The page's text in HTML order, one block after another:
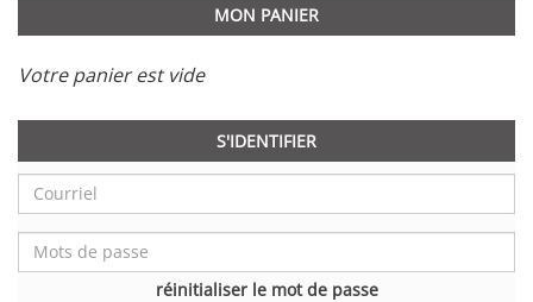
MON PANIER
Votre panier est vide
S'IDENTIFIER
réinitialiser le mot de passe